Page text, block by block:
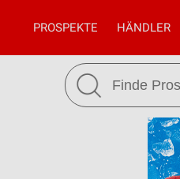
PROSPEKTE HÄNDLER